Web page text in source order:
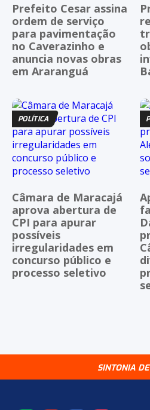
Prefeito Cesar assina
ordem de serviço
para pavimentação
no Caverazinho e
anuncia novas obras
em Araranguá
POLÍTICA
Câmara de Maracajá
aprova abertura de
CPI para apurar
possíveis
irregularidades em
concurso público e
processo seletivo
SINTONIA